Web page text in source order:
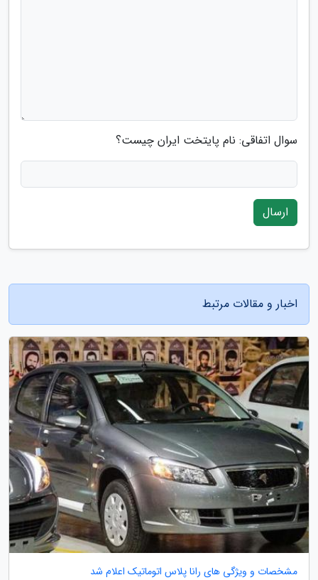
سوال اتفاقی: نام پایتخت ایران چیست؟
ارسال
اخبار و مقالات مرتبط
مشخصات و ویژگی های رانا پلاس اتوماتیک اعلام شد